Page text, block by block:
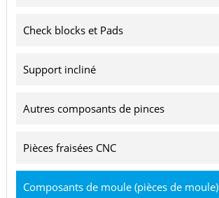
Check blocks et Pads
Support incliné
Autres composants de pinces
Pièces fraisées CNC
Composants de moule (pièces de moule)